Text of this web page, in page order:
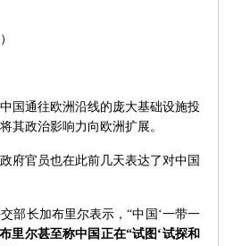
国通往欧洲沿线的庞大基础设施投
其政治影响力向欧洲扩展。
府官员也在此前几天表达了对中国
部长加布里尔表示，“中国‘一带一
里尔甚至称中国正在“试图‘试探和